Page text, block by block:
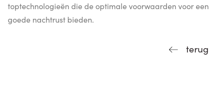
toptechnologieën die de optimale voorwaarden voor een
goede nachtrust bieden.
terug